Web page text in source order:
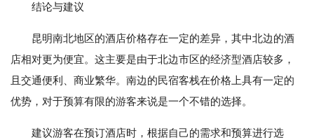
结论与建议
昆明南北地区的酒店价格存在一定的差异，其中北边的酒
店相对更为便宜。这主要是由于北边市区的经济型酒店较多，
且交通便利、商业繁华。南边的民宿客栈在价格上具有一定的
优势，对于预算有限的游客来说是一个不错的选择。
建议游客在预订酒店时，根据自己的需求和预算进行选